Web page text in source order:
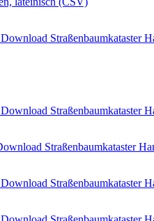
Download Straßenbaumkataster
Download Straßenbaumkataster
Straßenbaumkataster
Download Straßenbaumkataster